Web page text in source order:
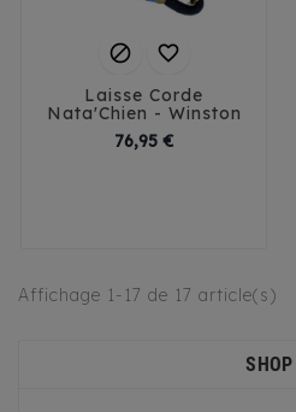
 
Laisse Corde
Nata'Chien - Winston
76,95 €Prix
Affichage 1-17 de 17 article(s)
SHOP